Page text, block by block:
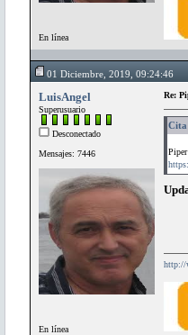
En línea
01 Diciembre, 2019, 09:24:46
LuisAngel
Superusuario
Desconectado
Mensajes: 7446
En línea
Re:
Cita
http://